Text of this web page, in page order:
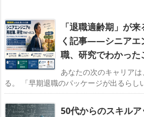
「退職適齢期」が
く記事——シニアエ
職、研究でわかった
あなたの次のキャリア
る。 「早期退職のパッケージが出るらし
50代からのスキル